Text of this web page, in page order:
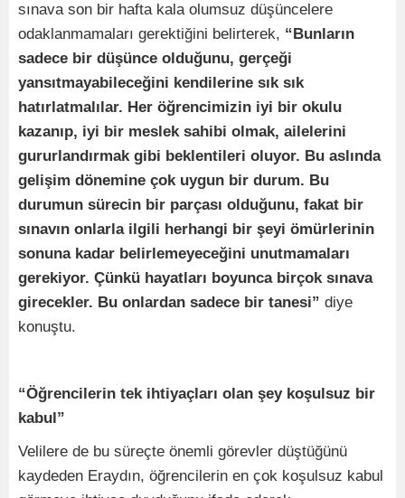
sınava son bir hafta kala olumsuz düşüncelere
odaklanmamaları gerektiğini belirterek, “Bunların
sadece bir düşünce olduğunu, gerçeği
yansıtmayabileceğini kendilerine sık sık
hatırlatmalılar. Her öğrencimizin iyi bir okulu
kazanıp, iyi bir meslek sahibi olmak, ailelerini
gururlandırmak gibi beklentileri oluyor. Bu aslında
gelişim dönemine çok uygun bir durum. Bu
durumun sürecin bir parçası olduğunu, fakat bir
sınavın onlarla ilgili herhangi bir şeyi ömürlerinin
sonuna kadar belirlemeyeceğini unutmamaları
gerekiyor. Çünkü hayatları boyunca birçok sınava
girecekler. Bu onlardan sadece bir tanesi” diye
konuştu.
“Öğrencilerin tek ihtiyaçları olan şey koşulsuz bir
kabul”
Velilere de bu süreçte önemli görevler düştüğünü
kaydeden Eraydın, öğrencilerin en çok koşulsuz kabul